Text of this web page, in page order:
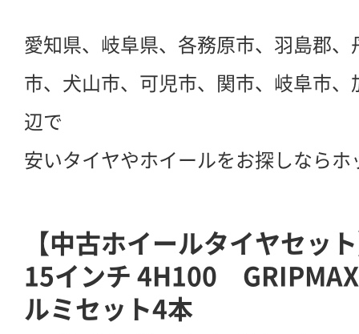
愛知県、岐阜県、各務原市、羽島郡
市、犬山市、可児市、関市、岐阜市
辺で
安いタイヤやホイールをお探しなら
【中古ホイールタイヤセ
15インチ 4H100
ルミセット4本